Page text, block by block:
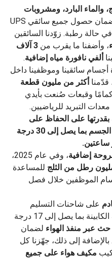
والماء البارد، ومشروبات
في منشآتنا لضمان حصول جميع سائقي UPS
حالة رطبة. زوّدنا السائقين
، وأضفنا ما يقرب من
3 آلاف
ألفي نافورة مياه إضافية.
سائقينا وموظفينا داخل
أكثر من مليون قطعة
وقبعات صُنعت بأيدي
التبريد للرياضيين.
بقدرتها على الحفاظ على
درجة حرارة أقل من حرارة الجسم بما يصل إلى 30 درجة
ساعتين.
، وفي عام 2025،
للمساعدة
الموظفين خلال فصل
على شاحنات التسليم
لتقليل درجات حرارة أرضية الكابينة بما يصل إلى 17 درجة
حث عبر منفذ الهواء لضمان
بالإضافة إلى ذلك، جهّزنا كل
مكيف هواء على جميع